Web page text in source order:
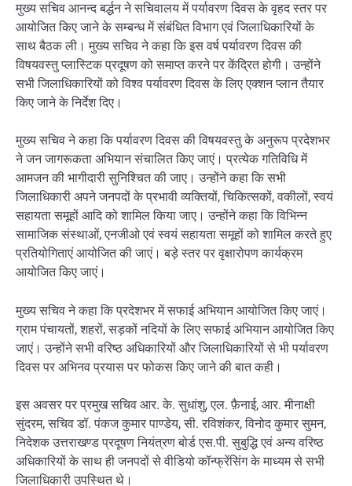
मुख्य सचिव आनन्द बर्द्धन ने सचिवालय में पर्यावरण दिवस के वृहद स्तर पर
आयोजित किए जाने के सम्बन्ध में संबंधित विभाग एवं जिलाधिकारियों के
साथ बैठक ली। मुख्य सचिव ने कहा कि इस वर्ष पर्यावरण दिवस की
विषयवस्तु प्लास्टिक प्रदूषण को समाप्त करने पर केंद्रित होगी। उन्होंने
सभी जिलाधिकारियों को विश्व पर्यावरण दिवस के लिए एक्शन प्लान तैयार
किए जाने के निर्देश दिए।
मुख्य सचिव ने कहा कि पर्यावरण दिवस की विषयवस्तु के अनुरूप प्रदेशभर
ने जन जागरूकता अभियान संचालित किए जाएं। प्रत्येक गतिविधि में
आमजन की भागीदारी सुनिश्चित की जाए। उन्होंने कहा कि सभी
जिलाधिकारी अपने जनपदों के प्रभावी व्यक्तियों, चिकित्सकों, वकीलों, स्वयं
सहायता समूहों आदि को शामिल किया जाए। उन्होंने कहा कि विभिन्न
सामाजिक संस्थाओं, एनजीओ एवं स्वयं सहायता समूहों को शामिल करते हुए
प्रतियोगिताएं आयोजित की जाएं। बड़े स्तर पर वृक्षारोपण कार्यक्रम
आयोजित किए जाएं।
मुख्य सचिव ने कहा कि प्रदेशभर में सफाई अभियान आयोजित किए जाएं।
ग्राम पंचायतों, शहरों, सड़कों नदियों के लिए सफाई अभियान आयोजित किए
जाएं। उन्होंने सभी वरिष्ठ अधिकारियों और जिलाधिकारियों से भी पर्यावरण
दिवस पर अभिनव प्रयास पर फोकस किए जाने की बात कही।
इस अवसर पर प्रमुख सचिव आर. के. सुधांशु, एल. फ़ैनाई, आर. मीनाक्षी
सुंदरम, सचिव डॉ. पंकज कुमार पाण्डेय, सी. रविशंकर, विनोद कुमार सुमन,
निदेशक उत्तराखण्ड प्रदूषण नियंत्रण बोर्ड एस.पी. सुबुद्धि एवं अन्य वरिष्ठ
अधिकारियों के साथ ही जनपदों से वीडियो कॉन्फ्रेंसिंग के माध्यम से सभी
जिलाधिकारी उपस्थित थे।